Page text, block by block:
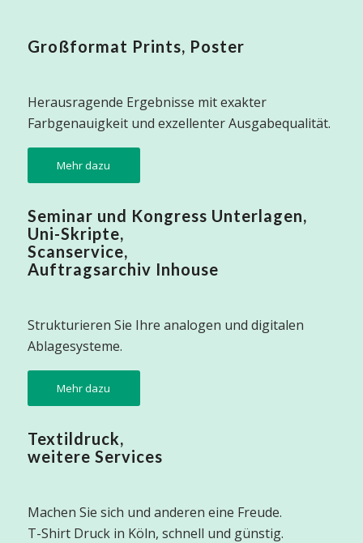
Großformat Prints, Poster
Herausragende Ergebnisse mit exakter
Farbgenauigkeit und exzellenter Ausgabequalität.
Mehr dazu
Seminar und Kongress Unterlagen,
Uni-Skripte,
Scanservice,
Auftragsarchiv Inhouse
Strukturieren Sie Ihre analogen und digitalen
Ablagesysteme.
Mehr dazu
Textildruck,
weitere Services
Machen Sie sich und anderen eine Freude.
T-Shirt Druck in Köln, schnell und günstig.